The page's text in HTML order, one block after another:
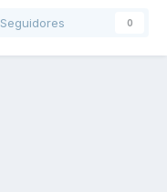
Seguidores 0